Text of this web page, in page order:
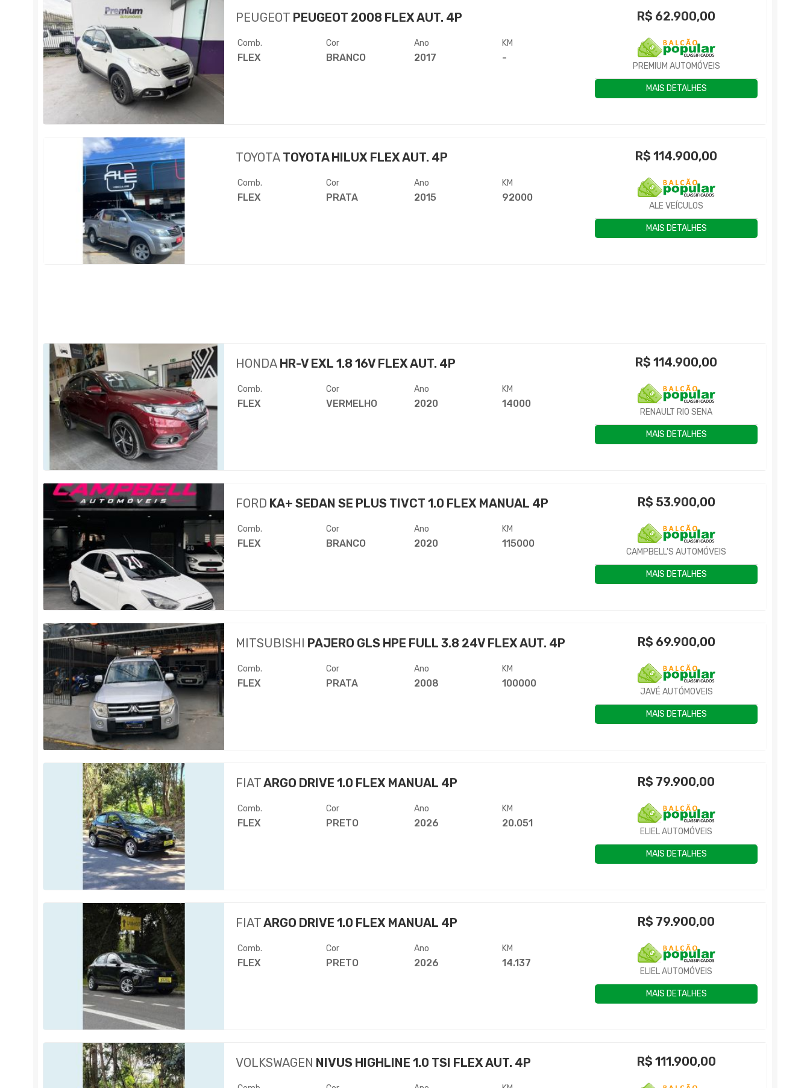
PEUGEOT PEUGEOT 2008 FLEX AUT. 4P
Comb.
FLEX
Cor
BRANCO
Ano
2017
KM
-
R$ 62.900,00
PREMIUM AUTOMÓVEIS
MAIS DETALHES
TOYOTATOYOTA HILUX FLEX AUT. 4P
Comb.
FLEX
Cor
PRATA
Ano
2015
KM
92000
R$114.900,00
ALE VEÍCULOS
MAIS DETALHES
HONDAHR-V EXL 1.8 16V FLEX AUT. 4P
Comb.
FLEX
Cor
VERMELHO
Ano
2020
KM
14000
R$114.900,00
RENAULT RIO SENA
MAIS DETALHES
FORD KA+ SEDAN SE PLUS TIVCT 1.0 FLEX MANUAL 4P
Comb.
FLEX
Cor
BRANCO
Ano
2020
KM
115000
R$ 53.900,00
CAMPBELL'S AUTOMÓVEIS
MAIS DETALHES
MITSUBISHI PAJERO GLS HPE FULL 3.8 24V FLEX AUT. 4P
Comb.
FLEX
Cor
PRATA
Ano
2008
KM
100000
R$ 69.900,00
JAVÉ AUTÓMOVEIS
MAIS DETALHES
FIATARGO DRIVE 1.0 FLEX MANUAL 4P
Comb.
FLEX
Cor
PRETO
Ano
2026
KM
20.051
R$ 79.900,00
ELIEL AUTOMÓVEIS
MAIS DETALHES
FIATARGO DRIVE 1.0 FLEX MANUAL 4P
Comb.
FLEX
Cor
PRETO
Ano
2026
KM
14.137
R$ 79.900,00
ELIEL AUTOMÓVEIS
MAIS DETALHES
VOLKSWAGEN NIVUS HIGHLINE 1.0 TSI FLEX AUT. 4P R$ 111.900,00